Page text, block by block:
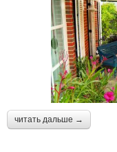
читать дальше →